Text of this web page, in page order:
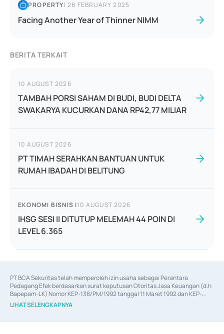
PROPERTY|28 FEBRUARY 2025
Facing Another Year of Thinner NIMM
BERITA TERKAIT
10 AUGUST 2026
TAMBAH PORSI SAHAM DI BUDI, BUDI DELTA
SWAKARYA KUCURKAN DANA RP42,77 MILIAR
10 AUGUST 2026
PT TIMAH SERAHKAN BANTUAN UNTUK
RUMAH IBADAH DI BELITUNG
EKONOMI BISNIS |10 AUGUST 2026
IHSG SESI II DITUTUP MELEMAH 44 POIN DI
LEVEL 6.365
PT BCA Sekuritas telah memperoleh izin usaha sebagai Perantara
Pedagang Efek berdasarkan surat keputusan Otoritas Jasa Keuangan (d.h
Bapepam-LK) Nomor KEP-138/PM/1992 tanggal 11 Maret 1992 dan KEP-
06/D.04/2014 tanggal 28 Februari 2014, izin usaha sebagai Penjamin Emisi
Efek berdasarkan surat keputusan Otoritas Jasa Keuangan Nomor KEP-
LIHAT SELENGKAPNYA